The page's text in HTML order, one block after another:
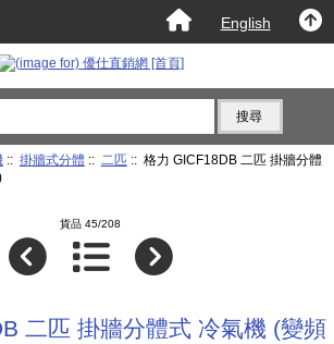
English
:: 掛牆式分體 :: 二匹:: 格力 GICF18DB 二匹 掛牆分體
貨品 45/208
二匹 掛牆分體式 冷氣機 (變頻